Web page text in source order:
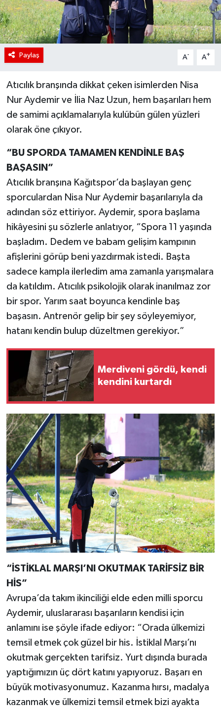
Paylaş A- A+
Atıcılık branşında dikkat çeken isimlerden Nisa
Nur Aydemir ve İlia Naz Uzun, hem başarıları hem
de samimi açıklamalarıyla kulübün gülen yüzleri
olarak öne çıkıyor.
“BU SPORDA TAMAMEN KENDİNLE BAŞ
BAŞASIN”
Atıcılık branşına Kağıtspor’da başlayan genç
sporculardan Nisa Nur Aydemir başarılarıyla da
adından söz ettiriyor. Aydemir, spora başlama
hikâyesini şu sözlerle anlatıyor, “Spora 11 yaşında
başladım. Dedem ve babam gelişim kampının
afişlerini görüp beni yazdırmak istedi. Başta
sadece kampla ilerledim ama zamanla yarışmalara
da katıldım. Atıcılık psikolojik olarak inanılmaz zor
bir spor. Yarım saat boyunca kendinle baş
başasın. Antrenör gelip bir şey söyleyemiyor,
hatanı kendin bulup düzeltmen gerekiyor.”
Merdiveni gördü, kendi
kendini kurtardı
“İSTİKLAL MARŞI’NI OKUTMAK TARİFSİZ BİR
HİS”
Avrupa’da takım ikinciliği elde eden milli sporcu
Aydemir, uluslararası başarıların kendisi için
anlamını ise şöyle ifade ediyor: “Orada ülkemizi
temsil etmek çok güzel bir his. İstiklal Marşı’nı
okutmak gerçekten tarifsiz. Yurt dışında burada
yaptığımızın üç dört katını yapıyoruz. Başarı en
büyük motivasyonumuz. Kazanma hırsı, madalya
kazanmak ve ülkemizi temsil etmek bizi ayakta